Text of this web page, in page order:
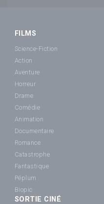
FILMS
Science-Fiction
Action
Aventure
Horreur
Drame
Comédie
Animation
Documentaire
Romance
Catastrophe
Fantastique
Péplum
Biopic
SORTIE CINÉ